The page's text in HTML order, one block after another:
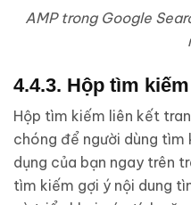
AMP trong Google
4.4.3. Hộp tìm
Hộp tìm kiếm liên kết
chóng để người dùng
dụng của bạn ngay trên
tìm kiếm gợi ý nội dung